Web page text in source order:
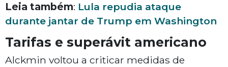
Leia também: Lula repudia ataque
durante jantar de Trump em Washington
Tarifas e superávit americano
Alckmin voltou a criticar medidas de